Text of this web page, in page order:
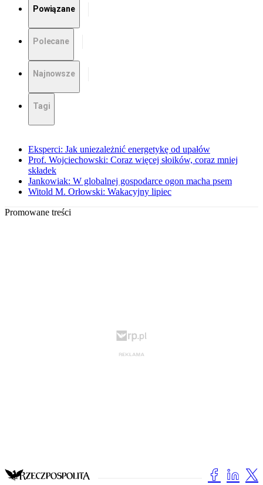
Powiązane
Polecane
Najnowsze
Tagi
Eksperci: Jak uniezależnić energetykę od upałów
Prof. Wojciechowski: Coraz więcej słoików, coraz mniej
składek
Jankowiak: W globalnej gospodarce ogon macha psem
Witold M. Orłowski: Wakacyjny lipiec
Promowane treści